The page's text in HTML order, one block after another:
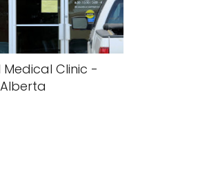
Medical Clinic -